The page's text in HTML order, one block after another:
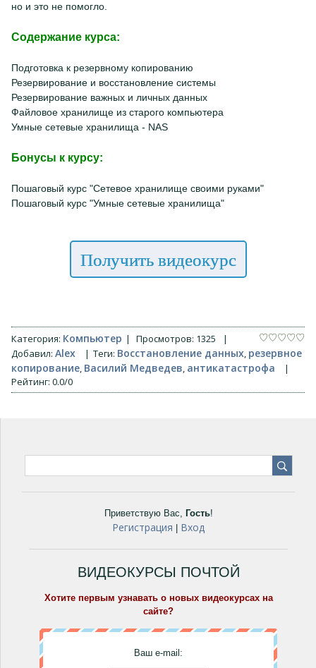
но и это не помогло.
Содержание курса:
Подготовка к резервному копированию
Резервирование и восстановление системы
Резервирование важных и личных данных
Файловое хранилище из старого компьютера
Умные сетевые хранилища - NAS
Бонусы к курсу:
Пошаговый курс "Сетевое хранилище своими руками"
Пошаговый курс "Умные сетевые хранилища"
Получить видеокурс
Категория: Компьютер | Просмотров: 1325
|
Добавил: Alex | Теги: Восстановление данных, резервное
копирование, Василий Медведев, антикатастрофа
|
Рейтинг: 0.0/0
Приветствую Вас, Гость!
Регистрация Вход
ВИДЕОКУРСЫ ПОЧТОЙ
Хотите первым узнавать о новых видеокурсах на
сайте?
Ваш e-mail: